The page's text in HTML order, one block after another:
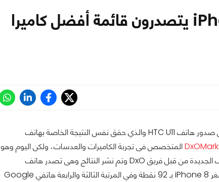
هاتفي iPhone 8 Plus و iPhone 8 يتصدرون قائمة أفضل كاميرا
هاتف Google Pixel كان يمتلك افضل كاميرا موجودة فى هاتف حتى صدور هاتف HTC U11 والذي حقق نفس النتيجة الخاصة بهاتف
DxOMarkالمتخصص فى تجربة الكاميرات والعدسات، ولكن اليوم وهو
أول يوم لبيع هواتف iPhone 8 و iPhone 8 Plus تمت تجربة الهواتف الجديدة من قبل فريق DxO وتم نشر النتائج وهى تصدر هاتف
iPhone 8 Plus القائمة بـ 94 نقطة و يليه فى المرتبة الثانية الاخ الاصغر iPhone 8 بـ 92 نقطة وفي المرتبة الثالثة والرابعة هاتفي Google